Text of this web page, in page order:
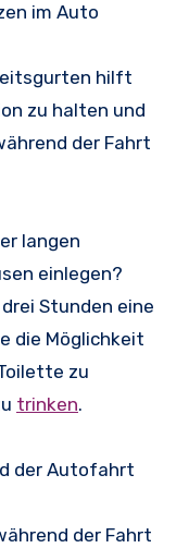
im Auto
hilft
zu halten und
der Fahrt
langen
einlegen?
Stunden eine
die Möglichkeit
zu
trinken.
der Autofahrt
der Fahrt